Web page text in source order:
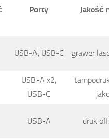
Porty Jakość
USB-A, USB-C grawer
USB-A x2,
USB-C
USB-A druk